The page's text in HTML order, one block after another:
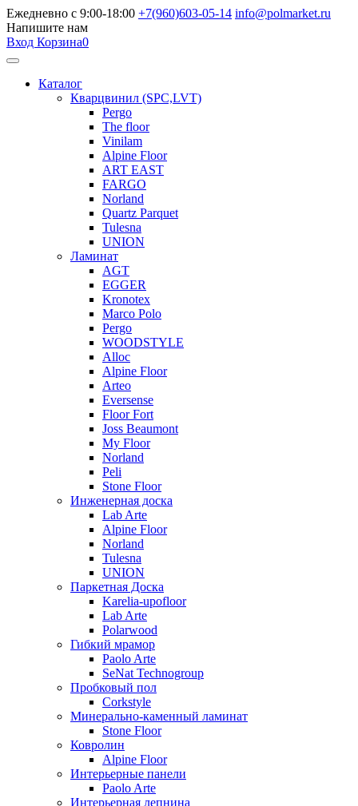
Ежедневно с 9:00-18:00 +7(960)603-05-14 info@polmarket.ru
Напишите нам
Вход Корзина0
Каталог
Кварцвинил (SPC,LVT)
Pergo
The floor
Vinilam
Alpine Floor
ART EAST
FARGO
Norland
Quartz Parquet
Tulesna
UNION
Ламинат
AGT
EGGER
Kronotex
Marco Polo
Pergo
WOODSTYLE
Alloc
Alpine Floor
Arteo
Eversense
Floor Fort
Joss Beaumont
My Floor
Norland
Peli
Stone Floor
Инженерная доска
Lab Arte
Alpine Floor
Norland
Tulesna
UNION
Паркетная Доска
Karelia-upofloor
Lab Arte
Polarwood
Гибкий мрамор
Paolo Arte
SeNat Technogroup
Пробковый пол
Corkstyle
Минерально-каменный ламинат
Stone Floor
Ковролин
Alpine Floor
Интерьерные панели
Paolo Arte
Интерьерная лепнина